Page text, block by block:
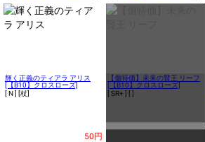
輝く正義のティアラ アリス
[【B10】クロスローズ]
[ N ] [杖]
50円
【傷特価】未来の賢王 リーフ
[【B10】クロスローズ]
[ SR+ ] [ ]